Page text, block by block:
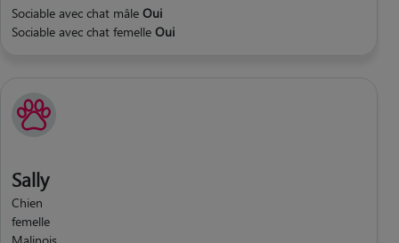
Sociable avec chat mâle Oui
Sociable avec chat femelle Oui
Sally
Chien
femelle